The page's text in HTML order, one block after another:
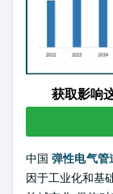
获取影响
中国 弹性电气管
因于工业化和基